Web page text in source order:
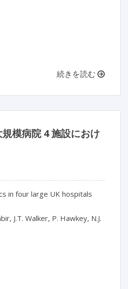
続きを読む
模病院 4 施設におけ
in four large UK hospitals
J.T. Walker, P. Hawkey, N.J.